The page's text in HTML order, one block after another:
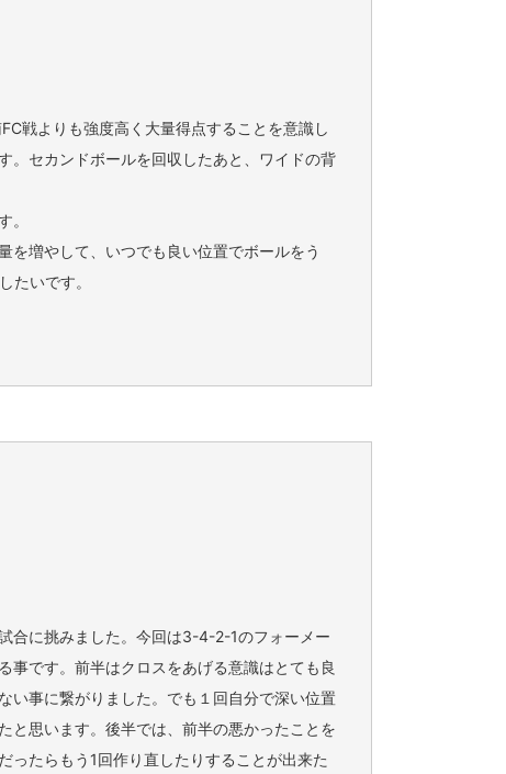
戦よりも強度高く大量得点することを意識し
。セカンドボールを回収したあと、ワイドの背
。
を増やして、いつでも良い位置でボールをう
たいです。
合に挑みました。今回は3-4-2-1のフォーメー
事です。前半はクロスをあげる意識はとても良
い事に繋がりました。でも１回自分で深い位置
と思います。後半では、前半の悪かったことを
ったらもう1回作り直したりすることが出来た